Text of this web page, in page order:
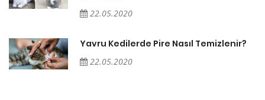
22.05.2020
Yavru Kedilerde Pire Nasıl Temizlenir?
22.05.2020